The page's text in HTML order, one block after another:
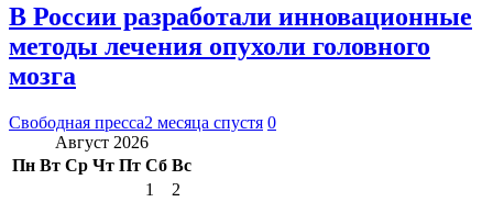
В России разработали инновационные
методы лечения опухоли головного
мозга
Свободная пресса2 месяца спустя 0
Август 2026
Пн Вт Ср Чт Пт Сб Вс
1
2